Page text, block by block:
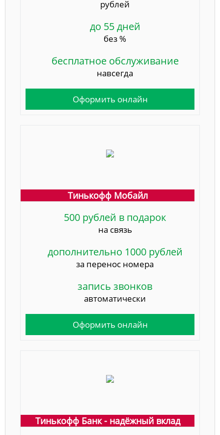
рублей
до 55 дней
без %
бесплатное обслуживание
навсегда
Оформить онлайн
Тинькофф Мобайл
500 рублей в подарок
на связь
дополнительно 1000 рублей
за перенос номера
запись звонков
автоматически
Оформить онлайн
Тинькофф Банк - надёжный вклад